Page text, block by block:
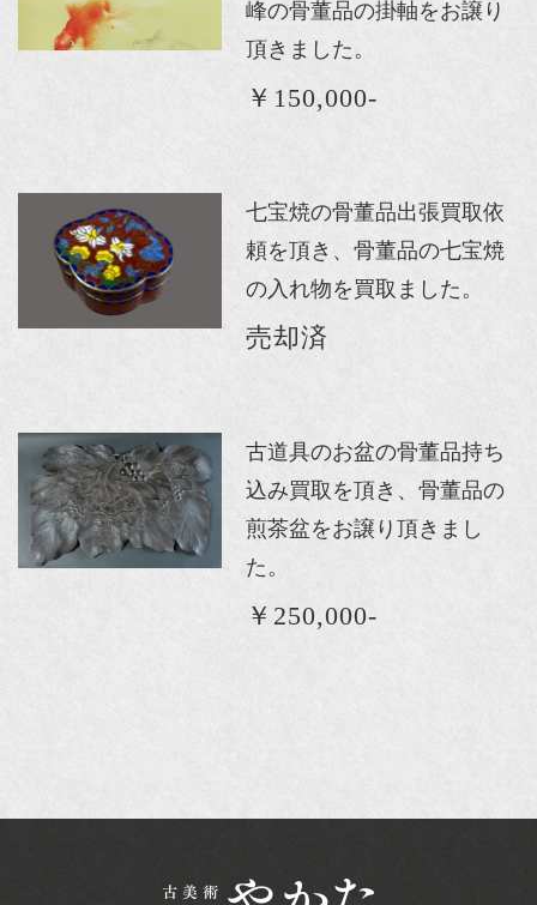
峰の骨董品の掛軸をお譲り
頂きました。
￥150,000-
七宝焼の骨董品出張買取依
頼を頂き、骨董品の七宝焼
の入れ物を買取ました。
売却済
古道具のお盆の骨董品持ち
込み買取を頂き、骨董品の
煎茶盆をお譲り頂きまし
た。
￥250,000-